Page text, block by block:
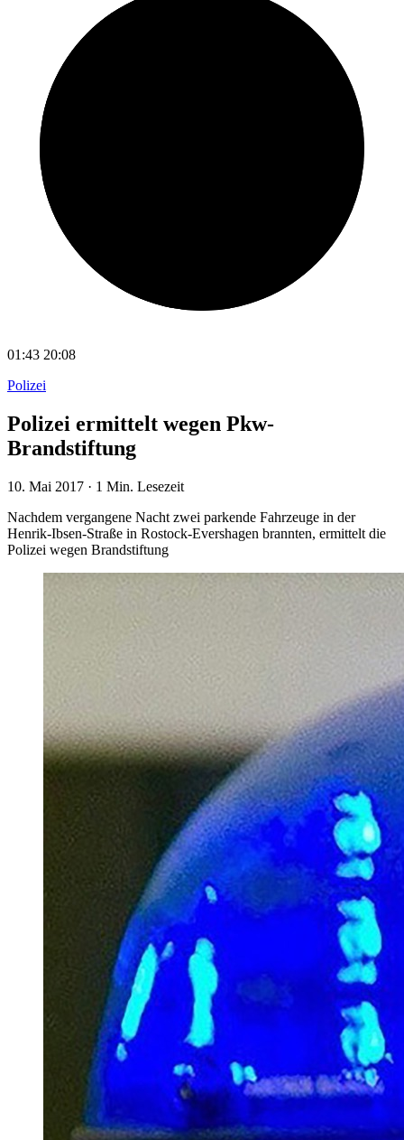
01:43 20:08
Polizei
Polizei ermittelt wegen Pkw-
Brandstiftung
10. Mai 2017 · 1 Min. Lesezeit
Nachdem vergangene Nacht zwei parkende Fahrzeuge in der
Henrik-Ibsen-Straße in Rostock-Evershagen brannten, ermittelt die
Polizei wegen Brandstiftung